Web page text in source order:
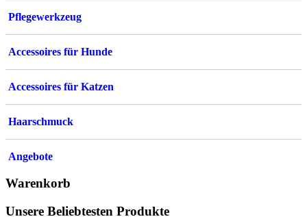
Pflegewerkzeug
Accessoires für Hunde
Accessoires für Katzen
Haarschmuck
Angebote
Warenkorb
Unsere Beliebtesten Produkte